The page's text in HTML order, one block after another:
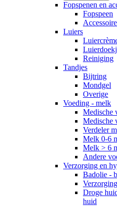
Fopspenen en
Fopspeen
Luiers
Reiniging
Tandjes
Bijtring
Mondgel
Overige
Voeding - melk
Medische
Medische
Verdeler
Melk 0-6
Melk > 6
Andere
Verzorging en
Badolie -
Verzorging
Droge
huid